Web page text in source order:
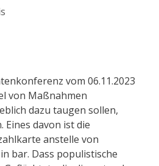
vom 06.11.2023
von Maßnahmen
dazu taugen sollen,
davon ist die
anstelle von
bar. Dass populistische